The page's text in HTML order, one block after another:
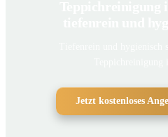
Jetzt kostenloses